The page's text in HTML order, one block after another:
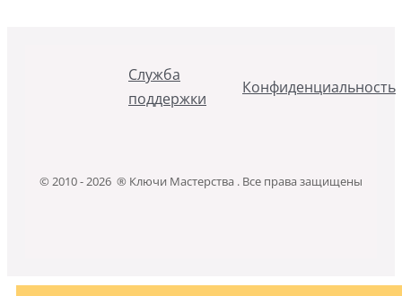
Служба
поддержки
Конфиденциальность
© 2010 - 2026 ® Ключи Мастерства . Все права защищены